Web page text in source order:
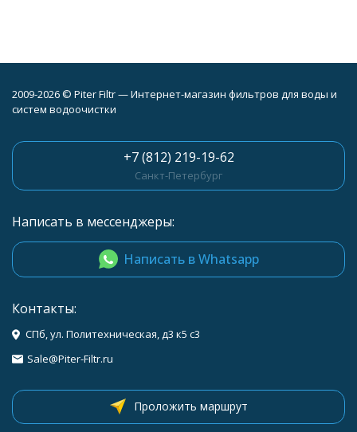
2009-2026 © Piter Filtr — Интернет-магазин фильтров для воды и
систем водоочистки
+7 (812) 219-19-62
Санкт-Петербург
Написать в мессенджеры:
Написать в Whatsapp
Контакты:
СПб, ул. Политехническая, д3 к5 с3
Sale@Piter-Filtr.ru
Проложить маршрут